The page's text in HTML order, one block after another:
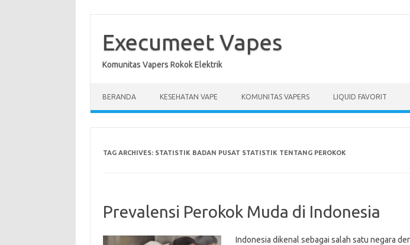
contentExecumeet Vapes
Komunitas Vapers Rokok Elektrik
BERANDA KESEHATAN VAPE KOMUNITAS VAPERS LIQUID FAVORIT
TAG ARCHIVES: STATISTIK BADAN PUSAT STATISTIK TENTANG PEROKOK
Prevalensi Perokok Muda di Indonesia
Indonesia dikenal sebagai salah satu negara